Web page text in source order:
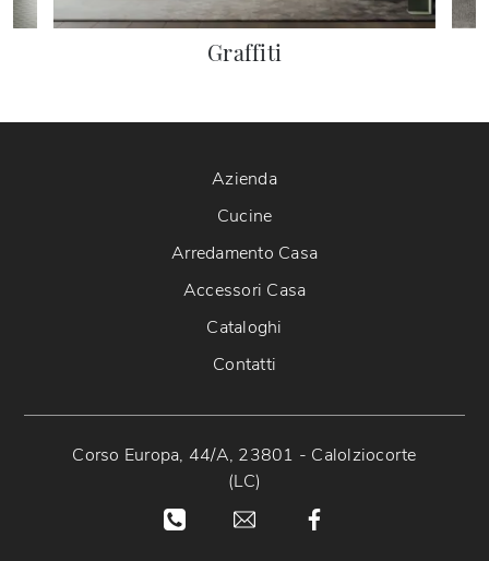
Graffiti
Azienda
Cucine
Arredamento Casa
Accessori Casa
Cataloghi
Contatti
Corso Europa, 44/A, 23801 - Calolziocorte
(LC)